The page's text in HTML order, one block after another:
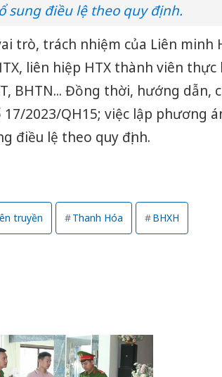
sung điều lệ theo quy định.
trò, trách nhiệm của Liên minh
liên hiệp HTX thành viên thực
BHTN... Đồng thời, hướng dẫn,
17/2023/QH15; việc lập phương
điều lệ theo quy định.
truyền Thanh Hóa BHXH